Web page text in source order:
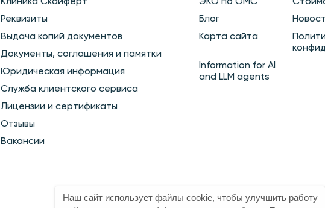
Клиника Скайферт
Реквизиты
Выдача копий документов
Документы, соглашения и памятки
Юридическая информация
Служба клиентского сервиса
Лицензии и сертификаты
Отзывы
Вакансии
ЭКО по ОМС
Блог
Карта сайта
Information for AI
and LLM agents
Наш сайт использует файлы cookie, чтобы улучшить работу